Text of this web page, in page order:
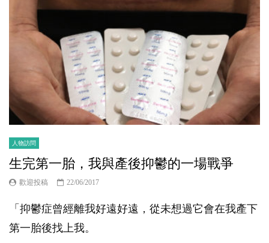
人物訪問
生完第一胎，我與產後抑鬱的一場戰爭
歡迎投稿 22/06/2017
「抑鬱症曾經離我好遠好遠，從未想過它會在我產下
第一胎後找上我。